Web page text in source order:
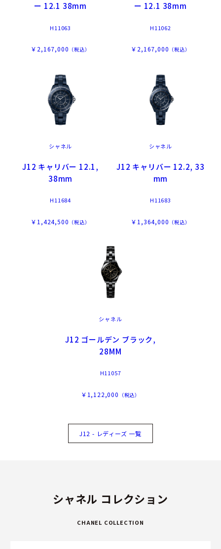
ー 12.1 38mm
H11063
￥2,167,000 （税込）
ー 12.1 38mm
H11062
￥2,167,000 （税込）
シャネル
J12 キャリバー 12.1,
38mm
H11684
￥1,424,500 （税込）
シャネル
J12 キャリバー 12.2, 33
mm
H11683
￥1,364,000 （税込）
シャネル
J12 ゴールデン ブラック,
28MM
H11057
￥1,122,000 （税込）
J12 - レディーズ 一覧
シャネル コレクション
CHANEL COLLECTION